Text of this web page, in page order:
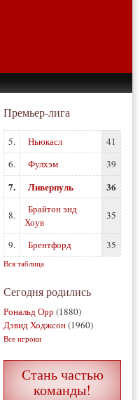
Премьер-лига
5. Ньюкасл
41
6.
Фулхэм 39
7. Ливерпуль 36
8.
Брайтон энд
Хоув
35
9. Брентфорд 35
Вся таблица
Сегодня родились
Рональд Орр (1880)
Дэвид Ходжсон(1960)
Все игроки
Стань частью
команды!